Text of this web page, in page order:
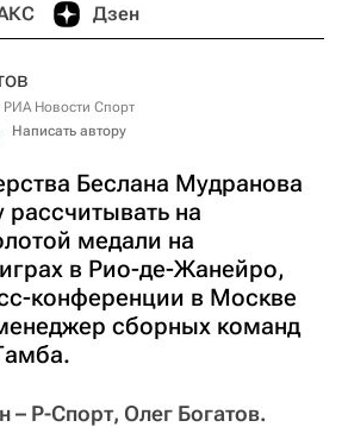
Дзен
РИА Новости Спорт
Написать автору
Беслана Мудранова
рассчитывать на
медали на
в Рио-де-Жанейро,
конференции в Москве
сборных команд
Р-Спорт, Олег Богатов.